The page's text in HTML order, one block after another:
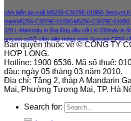
cảm biến áp suất M5256-C3079E-010BG Sensys
markM5256-C3079E-010BGM5256-C3079E-
320 L-Markmáy in ống lồng đầu cốt LK-330máy in
gosund cp5Ổ cắm điện thông minh Gosund CP5ổ
Bản quyền thuộc về © CÔNG TY
HỢP LONG.
Hotline: 1900 6536. Mã số thuế:
đầu: ngày 05 tháng 03 năm 2010.
Địa chỉ: Tầng 2, tháp A Mandarin
Mai, Phường Tương Mai, TP. Hà
Search for: